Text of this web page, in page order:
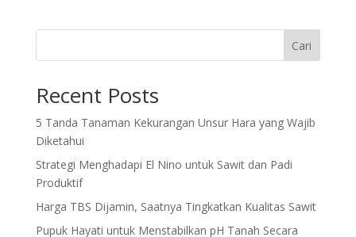
Cari
Recent Posts
5 Tanda Tanaman Kekurangan Unsur Hara yang Wajib
Diketahui
Strategi Menghadapi El Nino untuk Sawit dan Padi
Produktif
Harga TBS Dijamin, Saatnya Tingkatkan Kualitas Sawit
Pupuk Hayati untuk Menstabilkan pH Tanah Secara